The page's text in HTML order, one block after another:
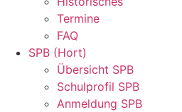
Termine
FAQ
SPB (Hort)
Übersicht SPB
Schulprofil SPB
Anmeldung SPB